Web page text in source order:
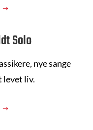
Solo
nye sange
levet liv.